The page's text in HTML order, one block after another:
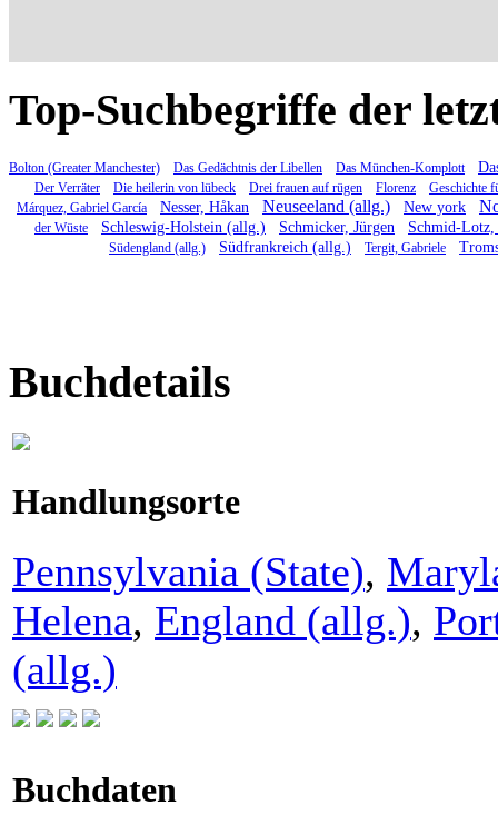
Top-Suchbegriffe der
Bolton (Greater Manchester) Das Gedächtnis der Libellen Das München-Komplott
Der Verräter Die heilerin von lübeck Drei frauen auf rügen Florenz
Geschichte
Márquez, Gabriel García
Nesser, Håkan Neuseeland (allg.) New york
der Wüste Schleswig-Holstein (allg.) Schmicker, Jürgen Schmid-Lotz,
Südengland (allg.) Südfrankreich (allg.) Tergit, Gabriele
Buchdetails
Handlungsorte
Pennsylvania (State),
Helena, England (allg.),
(allg.)
Buchdaten